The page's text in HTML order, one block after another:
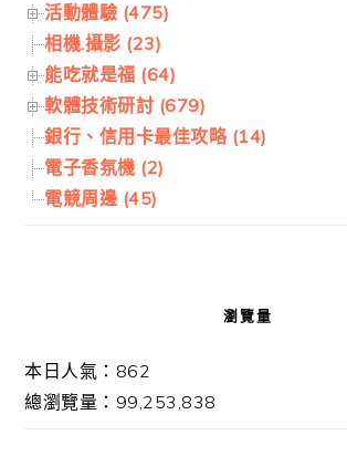
活動體驗 (475)
相機.攝影 (23)
能吃就是福 (64)
軟體技術研討 (679)
銀行、信用卡最佳攻略 (14)
電子香氛機 (2)
電競周邊 (45)
瀏覽量
本日人氣：862
總瀏覽量：99,253,838